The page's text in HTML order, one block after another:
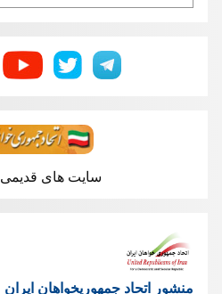
سایت های قدیمی
منشور اتحاد جمهوریخواهان ایران